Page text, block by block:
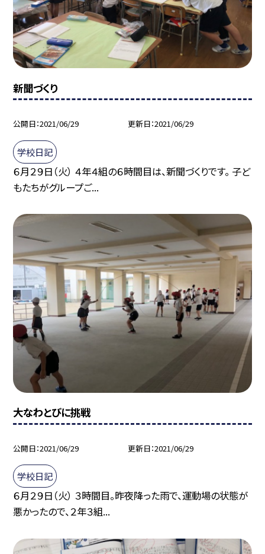
新聞づくり
公開日 2021/06/29 更新日 2021/06/29
学校日記
６月２９日（火） ４年４組の６時間目は、新聞づくりです。 子ど
もたちがグループご...
大なわとびに挑戦
公開日 2021/06/29 更新日 2021/06/29
学校日記
６月２９日（火） ３時間目。昨夜降った雨で、運動場の状態が
悪かったので、２年３組...